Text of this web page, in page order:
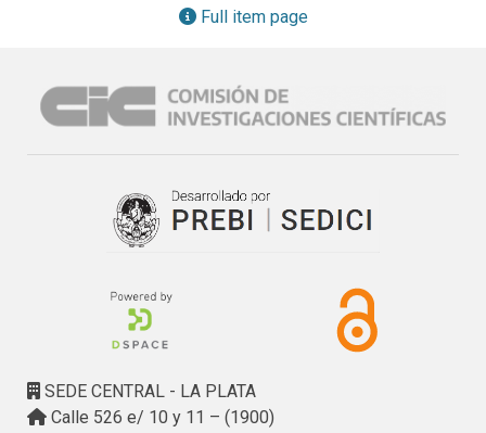
productos “finales”. Esta estructura requiere una
de producción, con relaciones de interdependencia que
requieren validar el orden de producción.\nPor último se
enfoque basado en la reducción de complejidad en la
gestión de planta.
Full item page
SEDE CENTRAL - LA PLATA
Calle 526 e/ 10 y 11 – (1900)